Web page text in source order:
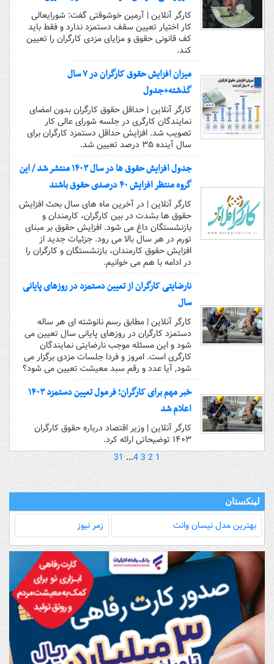
کارگر آنلاین | آرمین خوشوقتی گفت: شورایعالی
کار اختیار تعیین سقف دستمزد ندارد و فقط باید
کف قانونی حقوق و مزایای مزدی کارگران را تعیین
کند.
میزان افزایش حقوق کارگران در ۷ سال
گذشته+جدول
کارگر آنلاین | حداقل حقوق کارگران بدون امضای
نمایندگان کارگری در جلسه شورای عالی کار
تصویب شد. افزایش حداقل دستمزد کارگران برای
سال آینده ۳۵ درصد تعیین شد.
جدول افزایش حقوق ها در سال ۱۴۰۳ منتشر شد / این
گروه منتظر افزایش ۴۰ درصدی حقوق باشند
کارگر آنلاین | در آخرین ماه های سال بحث افزایش
حقوق ها بشدت در بین کارگران، کارمندان و
بازنشستگان داغ می شود. افزایش حقوق بر مبنای
تورم در هر سال بالا می رود. جزئیات جدید از
افزایش حقوق کارمندان، بازنشستگان و کارگران را
در ادامه با هم می خوانیم.
نارضایتی کارگران از تعیین دستمزد در روزهای پایانی
سال
کارگر آنلاین | مطابق رسم نانوشته ای هر ساله
دستمزد کارگران در روزهای پایانی سال تعیین می
شود و این مسئله موجب نارضایتی نمایندگان
کارگری است. امروز و فردا جلسات مزدی برگزار می
شود, آیا عدد و رقم سبد معیشت تعیین می شود؟
خبر مهم برای کارگران؛ فرمول تعیین دستمزد ۱۴۰۳
اعلام شد
کارگر آنلاین | وزیر اقتصاد درباره حقوق کارگران
۱۴۰۳ توضیحاتی ارائه کرد.
1
2
3
4
...
31
لینکستان
بهترین مدل‌ نیسان وانت زمر نیوز